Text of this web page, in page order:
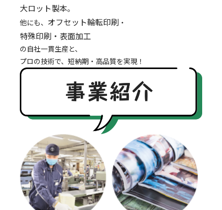
大ロット製本。
他にも、 オフセット輪転印刷 ・
特殊印刷・表面加工
の自社一貫生産と、
プロの技術で、短納期・高品質を実現！